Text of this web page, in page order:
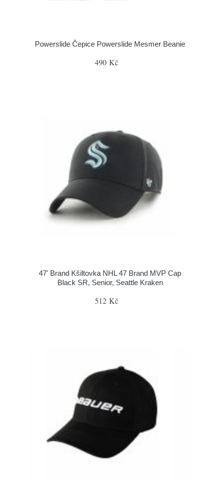
Powerslide Čepice Powerslide Mesmer Beanie
490 Kč
47' Brand Kšiltovka NHL 47 Brand MVP Cap
Black SR, Senior, Seattle Kraken
512 Kč